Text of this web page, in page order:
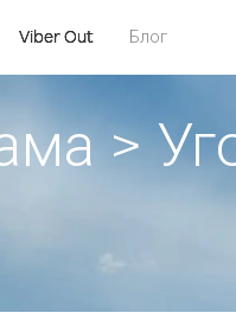
Viber Out Блог
>